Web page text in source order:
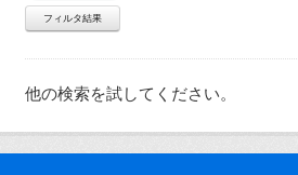
フィルタ結果
他の検索を試してください。